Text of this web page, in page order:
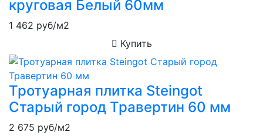
круговая Белый 60мм
1 462 руб/м2
Купить
Тротуарная плитка Steingot
Старый город Травертин 60 мм
2 675 руб/м2